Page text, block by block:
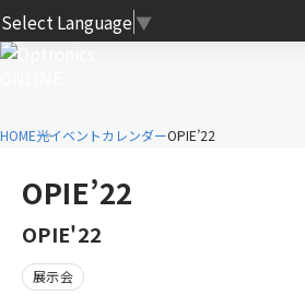
Select Language ▼
HOME光イベントカレンダーOPIE’22
OPIE’22
OPIE'22
展示会